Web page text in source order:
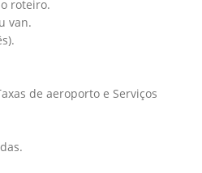
roteiro.
van.
de aeroporto e Serviços